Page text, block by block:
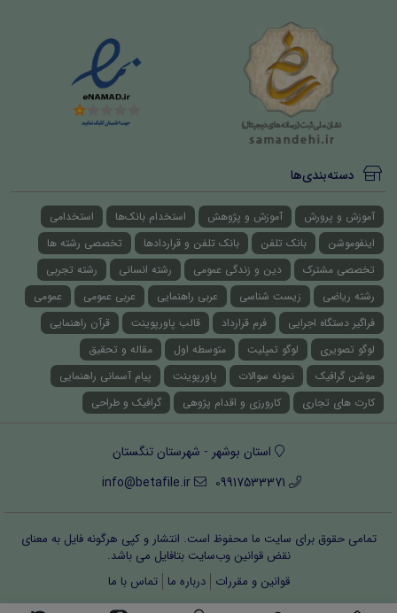
دسته‌بندی‌ها
آموزش و پرورش آموزش و پژوهش استخدام بانک‌ها
استخدامی
اینفوموشن
بانک تلفن بانک تلفن و قراردادها
تخصصی رشته ها
تخصصی مشترک
دین و زندگی عمومی رشته انسانی
رشته تجربی
رشته ریاضی
زیست شناسی عربی راهنمایی عربی عمومی
عمومی
فراگیر دستگاه اجرایی
فرم قرارداد قالب پاورپوینت
قرآن راهنمایی
لوگو تصویری
لوگو تمپلیت متوسطه اول
مقاله و تحقیق
موشن گرافیک
نمونه سوالات پاورپوینت
پیام آسمانی راهنمایی
کارت های تجاری
کارورزی و اقدام پژوهی گرافیک و طراحی
استان بوشهر - شهرستان تنگستان
09917533371
info@betafile.ir
تمامی حقوق برای سایت ما محفوظ است. انتشار و کپی هرگونه فایل‌ به معنای
نقض قوانین وب‌سایت بتافایل می باشد.
قوانین و مقررات درباره ما تماس با ما